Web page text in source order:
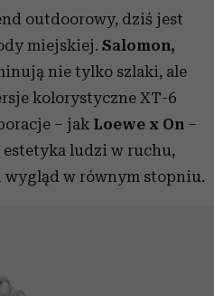
outdoorowy, dziś jest
miejskiej. Salomon,
nie tylko szlaki, ale
kolorystyczne XT-6
– jak Loewe x On –
ludzi w ruchu,
w równym stopniu.